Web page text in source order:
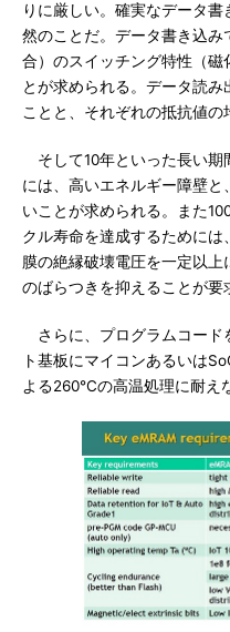
りに厳しい。確実なデータ
然のことだ。データ書き込
合）のスイッチング特性（磁
とが求められる。データ読
ことと、それぞれの抵抗値の
そして10年といった長い期
には、高いエネルギー障壁
いことが求められる。また
クル寿命を達成するために
膜の絶縁破壊電圧を一定以
のばらつきを抑えることが要
さらに、プログラムコード
ト基板にマイコンあるいは
よる260℃の高温処理に耐え